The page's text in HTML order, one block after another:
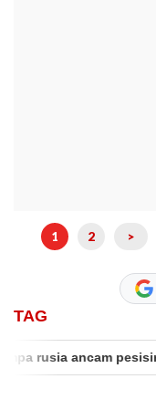
1 2 >
TAG
ancam pesisir papua